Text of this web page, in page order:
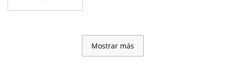
Mostrar más